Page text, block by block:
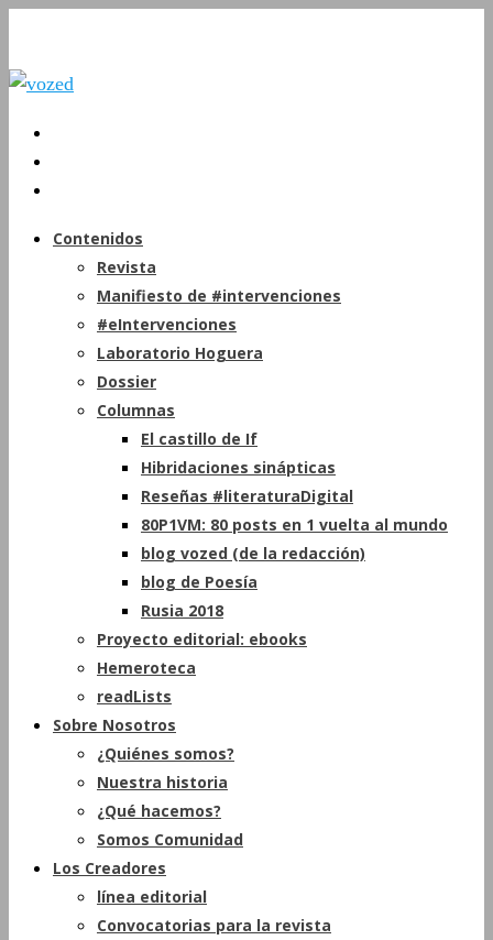
Contenidos
Revista
Manifiesto de #intervenciones
#eIntervenciones
Laboratorio Hoguera
Dossier
Columnas
El castillo de If
Hibridaciones sinápticas
Reseñas #literaturaDigital
80P1VM: 80 posts en 1 vuelta al mundo
blog vozed (de la redacción)
blog de Poesía
Rusia 2018
Proyecto editorial: ebooks
Hemeroteca
readLists
Sobre Nosotros
¿Quiénes somos?
Nuestra historia
¿Qué hacemos?
Somos Comunidad
Los Creadores
línea editorial
Convocatorias para la revista